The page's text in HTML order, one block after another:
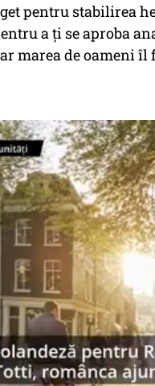
pentru stabilirea
a ţi se aproba
marea de oameni îl